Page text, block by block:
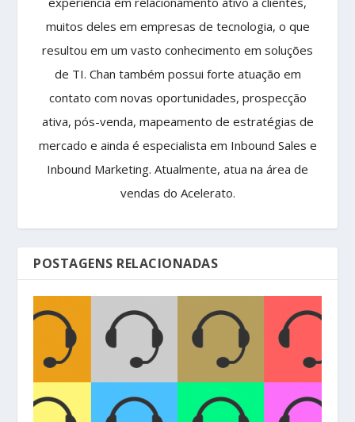
muitos deles em empresas de tecnologia, o que
resultou em um vasto conhecimento em soluções
de TI. Chan também possui forte atuação em
contato com novas oportunidades, prospecção
ativa, pós-venda, mapeamento de estratégias de
mercado e ainda é especialista em Inbound Sales e
Inbound Marketing. Atualmente, atua na área de
vendas do Acelerato.
POSTAGENS RELACIONADAS